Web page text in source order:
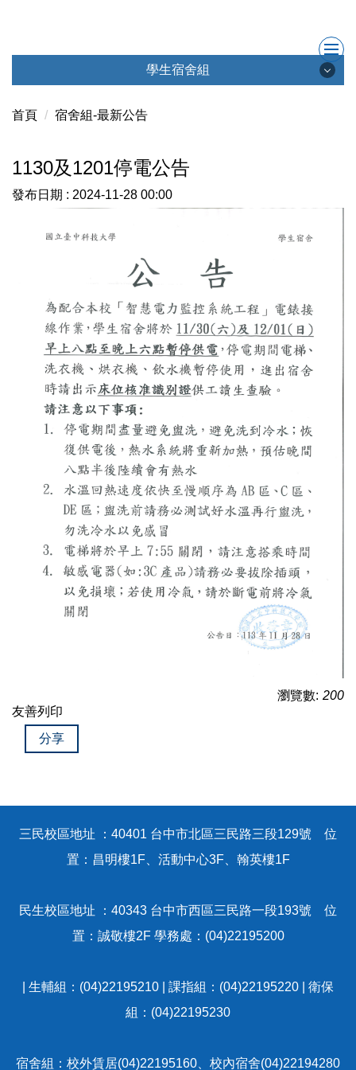
內
容
學生宿舍組
學生宿舍組
最新消息
成員簡介
學生宿舍社群
聯絡我們
Q&A
表格下載
校外租賃
賃居座談會
學校宿舍
關於我們
校外賃居租金補貼
行政院補貼校內住宿費
租屋重要訊息
首頁 宿舍組-最新公告
1130及1201停電公告
發布日期 : 2024-11-28 00:00
瀏覽數: 200
友善列印
分享
三民校區地址 ：40401 台中市北區三民路三段129號 位
置：昌明樓1F、活動中心3F、翰英樓1F
民生校區地址 ：40343 台中市西區三民路一段193號 位
置：誠敬樓2F 學務處：(04)22195200
| 生輔組：(04)22195210 | 課指組：(04)22195220 | 衛保
組：(04)22195230
宿舍組：校外賃居(04)22195160、校內宿舍(04)22194280